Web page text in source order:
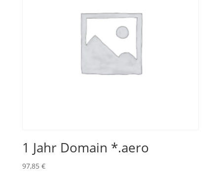
1 Jahr Domain *.aero
97,85 €